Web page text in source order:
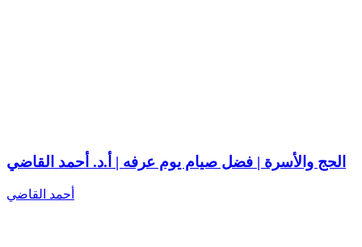
الحج والأسرة | فضل صيام يوم عرفه | أ.د. أحمد القاضي
أحمد القاضي